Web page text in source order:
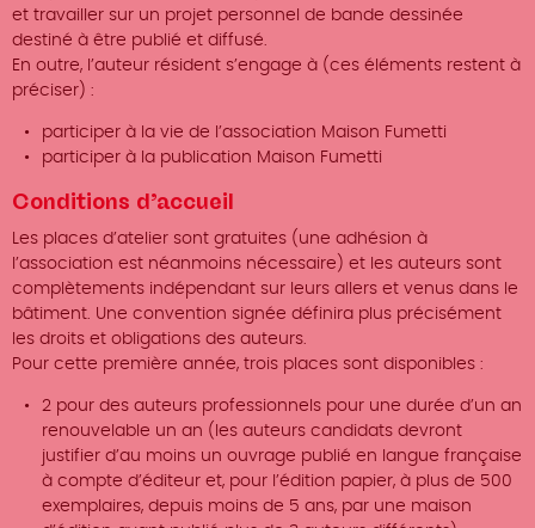
et travailler sur un projet personnel de bande dessinée
destiné à être publié et diffusé.
En outre, l’auteur résident s’engage à (ces éléments restent à
préciser) :
participer à la vie de l’association Maison Fumetti
participer à la publication Maison Fumetti
Conditions d’accueil
Les places d’atelier sont gratuites (une adhésion à
l’association est néanmoins nécessaire) et les auteurs sont
complètements indépendant sur leurs allers et venus dans le
bâtiment. Une convention signée définira plus précisément
les droits et obligations des auteurs.
Pour cette première année, trois places sont disponibles :
2 pour des auteurs professionnels pour une durée d’un an
renouvelable un an (les auteurs candidats devront
justifier d’au moins un ouvrage publié en langue française
à compte d’éditeur et, pour l’édition papier, à plus de 500
exemplaires, depuis moins de 5 ans, par une maison